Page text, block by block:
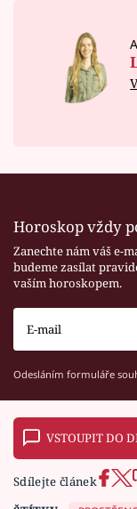
Horoskop vždy
Zanechte nám váš e-
budeme zasílat
vaším horoskopem.
Odesláním formuláře
VSTOUPIT DO
Sdílejte článek